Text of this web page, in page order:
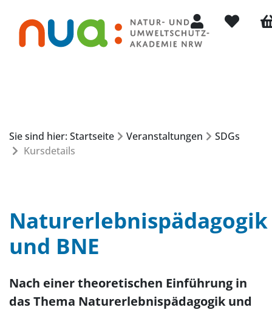
Mein Konto
Sie sind hier: Startseite Veranstaltungen
SDGs
Kursdetails
Naturerlebnispädagogik
und BNE
Nach einer theoretischen Einführung in
das Thema Naturerlebnispädagogik und